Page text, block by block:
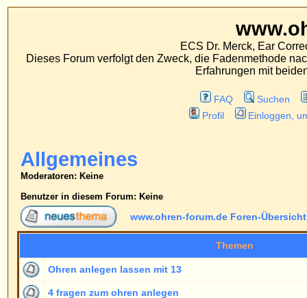
www.ohren-
ECS Dr. Merck, Ear Correction System,
Dieses Forum verfolgt den Zweck, die Fadenmethode nach Dr. Merck den
Erfahrungen mit beiden
Suchen Mitgliederliste
Benutzer in diesem Forum: Keine
www.ohren-forum.de Foren-Übersicht
Ohren anlegen lassen mit 13
4 fragen zum ohren anlegen
Verwendete Materialien und Medikamente
Frage